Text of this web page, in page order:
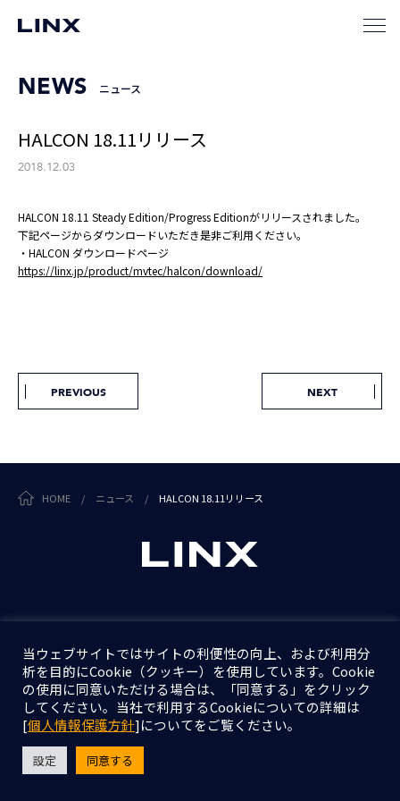
NEWS ニュース
HALCON 18.11リリース
2018.12.03
HALCON 18.11 Steady Edition/Progress Editionがリリースされました。
下記ページからダウンロードいただき是非ご利用ください。
・HALCON ダウンロードページ
https://linx.jp/product/mvtec/halcon/download/
PREVIOUS NEXT
HOME / ニュース / HALCON 18.11リリース
情報セキュリティ基本方針
Copyright © LINX Corporation. All Rights Reserved.
当ウェブサイトではサイトの利便性の向上、および利用分
析を目的にCookie（クッキー）を使用しています。Cookie
の使用に同意いただける場合は、「同意する」をクリック
してください。当社で利用するCookieについての詳細は
[個人情報保護方針]についてをご覧ください。
設定 同意する